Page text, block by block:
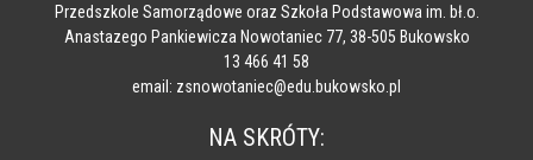
Przedszkole Samorządowe oraz Szkoła Podstawowa im. bł.o.
Anastazego Pankiewicza Nowotaniec 77, 38-505 Bukowsko
13 466 41 58
email: zsnowotaniec@edu.bukowsko.pl
NA SKRÓTY: